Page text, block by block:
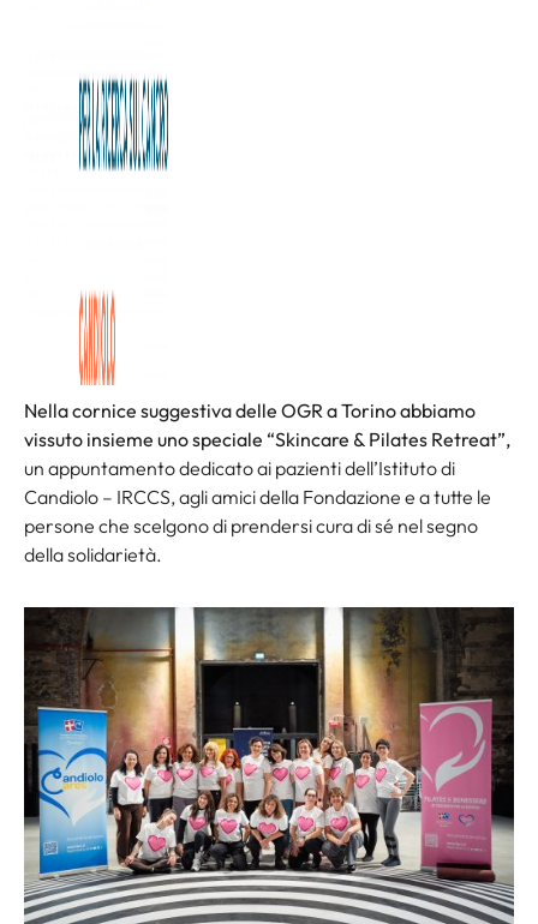
Nella cornice suggestiva delle OGR a Torino abbiamo
vissuto insieme uno speciale “Skincare & Pilates Retreat”,
un appuntamento dedicato ai pazienti dell’Istituto di
Candiolo – IRCCS, agli amici della Fondazione e a tutte le
persone che scelgono di prendersi cura di sé nel segno
della solidarietà.